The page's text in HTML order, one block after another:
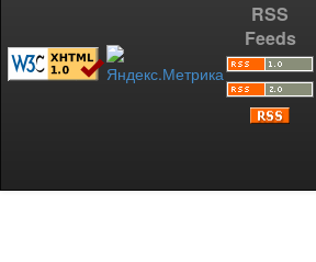
RSS
Feeds